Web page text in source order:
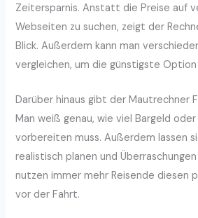
Zeitersparnis. Anstatt die Preise auf
Webseiten zu suchen, zeigt der
Blick. Außerdem kann man
vergleichen, um die günstigste Option
Darüber hinaus gibt der Mautrechner
Man weiß genau, wie viel Bargeld
vorbereiten muss. Außerdem lassen
realistisch planen und
nutzen immer mehr Reisende diesen
vor der Fahrt.